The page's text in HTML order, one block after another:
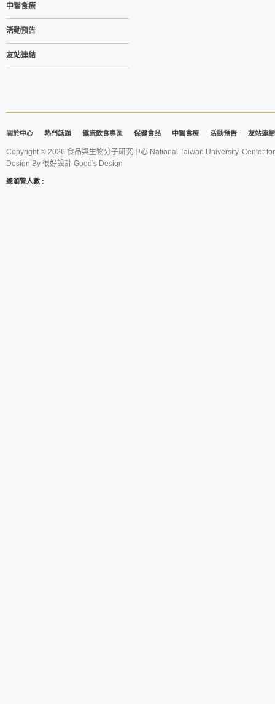
中醫食療
活動預告
友站連結
關於中心 熱門話題 健康飲食專區 保健食品 中醫食療 活動預告 友站連結
Copyright © 2026 食品與生物分子研究中心 National Taiwan University. Center
Design By 很好設計 Good's Design
總瀏覽人數 :